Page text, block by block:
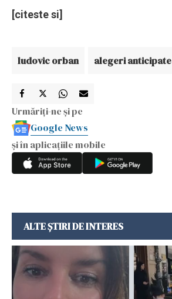
[citeste si]
ludovic orban alegeri anticipate
Urmăriți-ne și pe
Google News
și în aplicațiile mobile
ALTE ȘTIRI DE INTERES